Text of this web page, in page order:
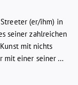
(er/ihm) in
seiner zahlreichen
mit nichts
mit einer seiner ...